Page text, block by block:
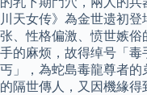
川天女传》為金世遗初
张、性格偏激、愤世嫉
手的麻烦，故得绰号「毒
丐」，為蛇島毒龍尊者
的隔世傳人，又因機緣